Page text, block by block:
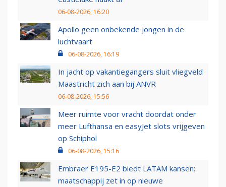
06-08-2026, 16:20
Apollo geen onbekende jongen in de
luchtvaart
06-08-2026, 16:19
In jacht op vakantiegangers sluit vliegveld
Maastricht zich aan bij ANVR
06-08-2026, 15:56
Meer ruimte voor vracht doordat onder
meer Lufthansa en easyJet slots vrijgeven
op Schiphol
06-08-2026, 15:16
Embraer E195-E2 biedt LATAM kansen:
maatschappij zet in op nieuwe